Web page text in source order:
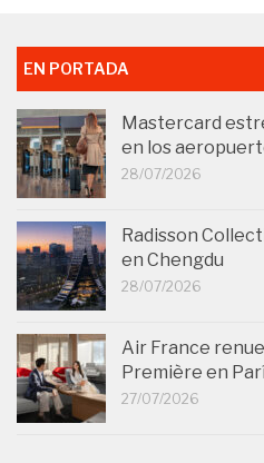
EN PORTADA
Mastercard
en los
28/07/2026
Radisson
en Chengdu
28/07/2026
Air France
Première en
27/07/2026